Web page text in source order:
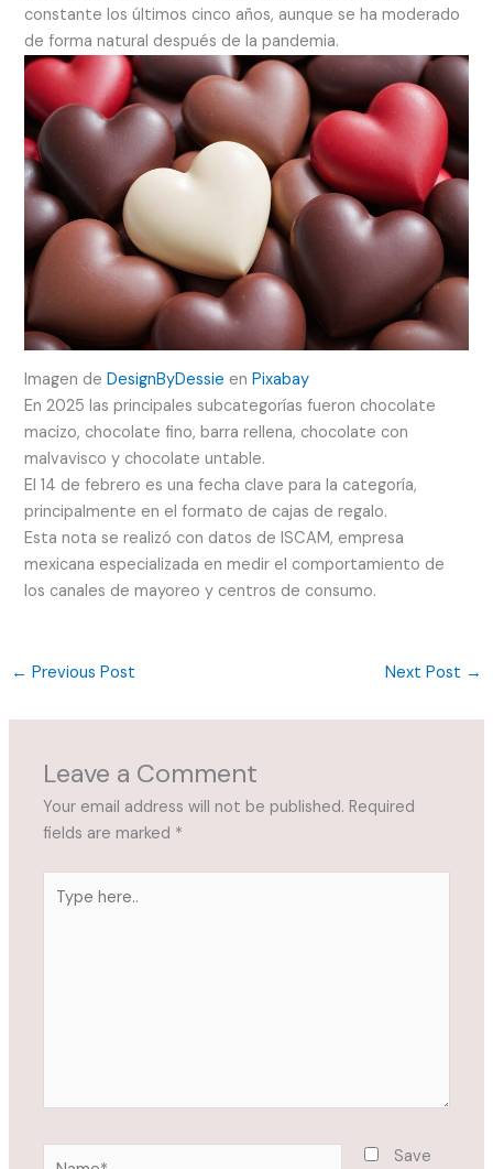
constante los últimos cinco años, aunque se ha moderado
de forma natural después de la pandemia.
Imagen deDesignByDessie enPixabay
En 2025 las principales subcategorías fueron chocolate
macizo, chocolate fino, barra rellena, chocolate con
malvavisco y chocolate untable.
El 14 de febrero es una fecha clave para la categoría,
principalmente en el formato de cajas de regalo.
Esta nota se realizó con datos de ISCAM, empresa
mexicana especializada en medir el comportamiento de
los canales de mayoreo y centros de consumo.
← Previous Post Next Post →
Leave a Comment
Your email address will not be published. Required
fields are marked *
here..
Save